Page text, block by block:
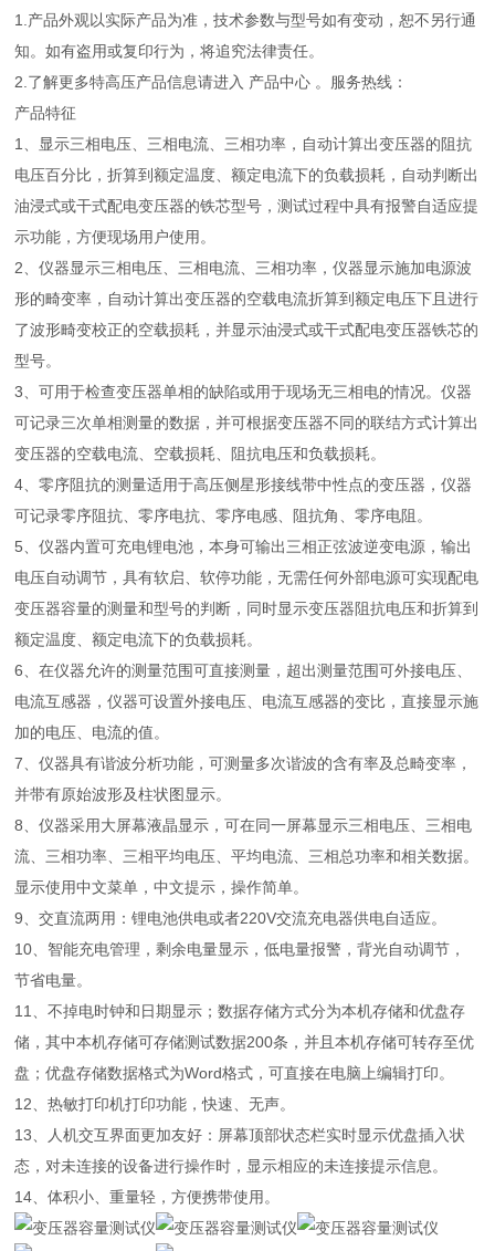
1.产品外观以实际产品为准，技术参数与型号如有变动，恕不另行通
知。如有盗用或复印行为，将追究法律责任。
2.了解更多特高压产品信息请进入 产品中心 。服务热线：
产品特征
1、显示三相电压、三相电流、三相功率，自动计算出变压器的阻抗
电压百分比，折算到额定温度、额定电流下的负载损耗，自动判断出
油浸式或干式配电变压器的铁芯型号，测试过程中具有报警自适应提
示功能，方便现场用户使用。
2、仪器显示三相电压、三相电流、三相功率，仪器显示施加电源波
形的畸变率，自动计算出变压器的空载电流折算到额定电压下且进行
了波形畸变校正的空载损耗，并显示油浸式或干式配电变压器铁芯的
型号。
3、可用于检查变压器单相的缺陷或用于现场无三相电的情况。仪器
可记录三次单相测量的数据，并可根据变压器不同的联结方式计算出
变压器的空载电流、空载损耗、阻抗电压和负载损耗。
4、零序阻抗的测量适用于高压侧星形接线带中性点的变压器，仪器
可记录零序阻抗、零序电抗、零序电感、阻抗角、零序电阻。
5、仪器内置可充电锂电池，本身可输出三相正弦波逆变电源，输出
电压自动调节，具有软启、软停功能，无需任何外部电源可实现配电
变压器容量的测量和型号的判断，同时显示变压器阻抗电压和折算到
额定温度、额定电流下的负载损耗。
6、在仪器允许的测量范围可直接测量，超出测量范围可外接电压、
电流互感器，仪器可设置外接电压、电流互感器的变比，直接显示施
加的电压、电流的值。
7、仪器具有谐波分析功能，可测量多次谐波的含有率及总畸变率，
并带有原始波形及柱状图显示。
8、仪器采用大屏幕液晶显示，可在同一屏幕显示三相电压、三相电
流、三相功率、三相平均电压、平均电流、三相总功率和相关数据。
显示使用中文菜单，中文提示，操作简单。
9、交直流两用：锂电池供电或者220V交流充电器供电自适应。
10、智能充电管理，剩余电量显示，低电量报警，背光自动调节，
节省电量。
11、不掉电时钟和日期显示；数据存储方式分为本机存储和优盘存
储，其中本机存储可存储测试数据200条，并且本机存储可转存至优
盘；优盘存储数据格式为Word格式，可直接在电脑上编辑打印。
12、热敏打印机打印功能，快速、无声。
13、人机交互界面更加友好：屏幕顶部状态栏实时显示优盘插入状
态，对未连接的设备进行操作时，显示相应的未连接提示信息。
14、体积小、重量轻，方便携带使用。